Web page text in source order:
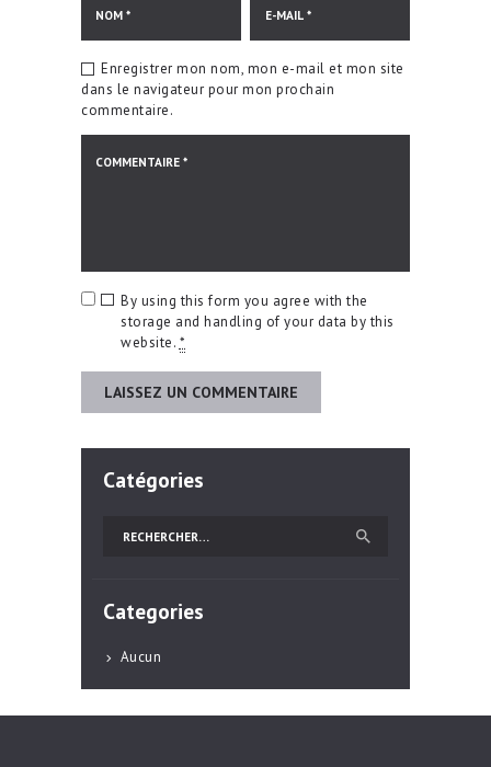
Enregistrer mon nom, mon e-mail et mon site
dans le navigateur pour mon prochain
commentaire.
By using this form you agree with the
storage and handling of your data by this
website. *
Catégories
Categories
Aucun